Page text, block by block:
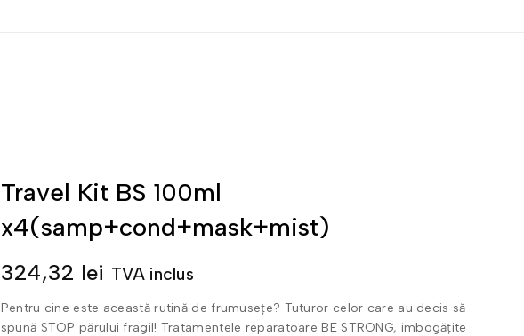
Travel Kit BS 100ml
x4(samp+cond+mask+mist)
324,32 lei TVA inclus
Pentru cine este această rutină de frumusețe? Tuturor celor care au decis să
spună STOP părului fragil! Tratamentele reparatoare BE STRONG, îmbogățite